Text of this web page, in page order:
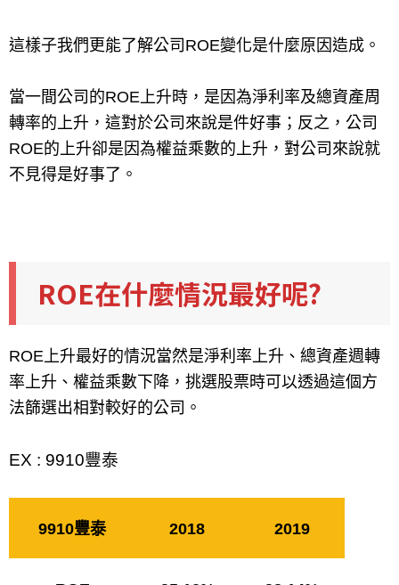
這樣子我們更能了解公司ROE變化是什麼原因造成。
當一間公司的ROE上升時，是因為淨利率及總資產周
轉率的上升，這對於公司來說是件好事；反之，公司
ROE的上升卻是因為權益乘數的上升，對公司來說就
不見得是好事了。
ROE在什麼情況最好呢?
ROE上升最好的情況當然是淨利率上升、總資產週轉
率上升、權益乘數下降，挑選股票時可以透過這個方
法篩選出相對較好的公司。
EX : 9910豐泰
9910豐泰 2018 2019